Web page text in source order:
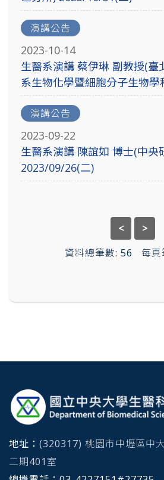
演講公告
2023-10-14
生醫系演講 蔡伊琳 副教授(臺
系生物化學暨細胞分子生物學
2023/10/17(二)
演講公告
2023-09-22
生醫系演講 陳誼如 博士(中央
2023/09/26(二)
<
>
資料總筆數: 56 每頁
地址： (320317) 桃園市中壢區中
二期401室